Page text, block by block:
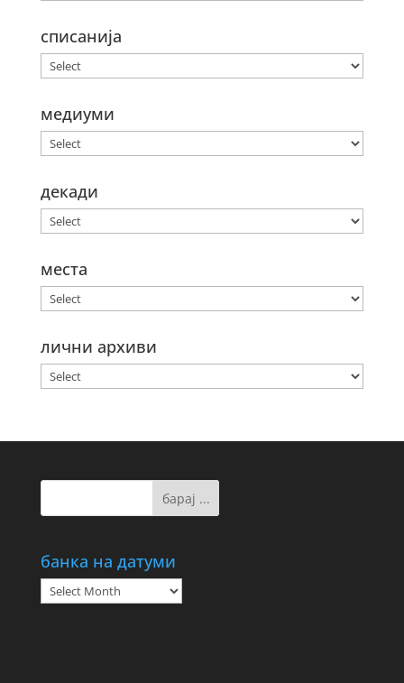
списанија
медиуми
декади
места
лични архиви
банка на датуми
банка
на